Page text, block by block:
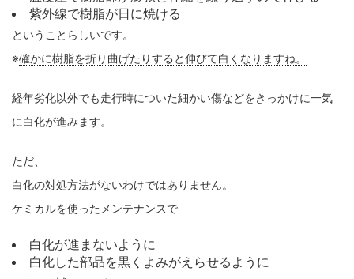
紫外線で樹脂が日に焼ける
ということらしいです。
※確かに樹脂を折り曲げたりすると伸びて白くなりますね。
経年劣化以外でも走行時についた細かい傷などをきっかけに一気
に白化が進みます。
ただ、
白化の対処方法がないわけではありません。
ケミカルを使ったメンテナンスで
白化が進まないように
白化した部品を黒くよみがえらせるように